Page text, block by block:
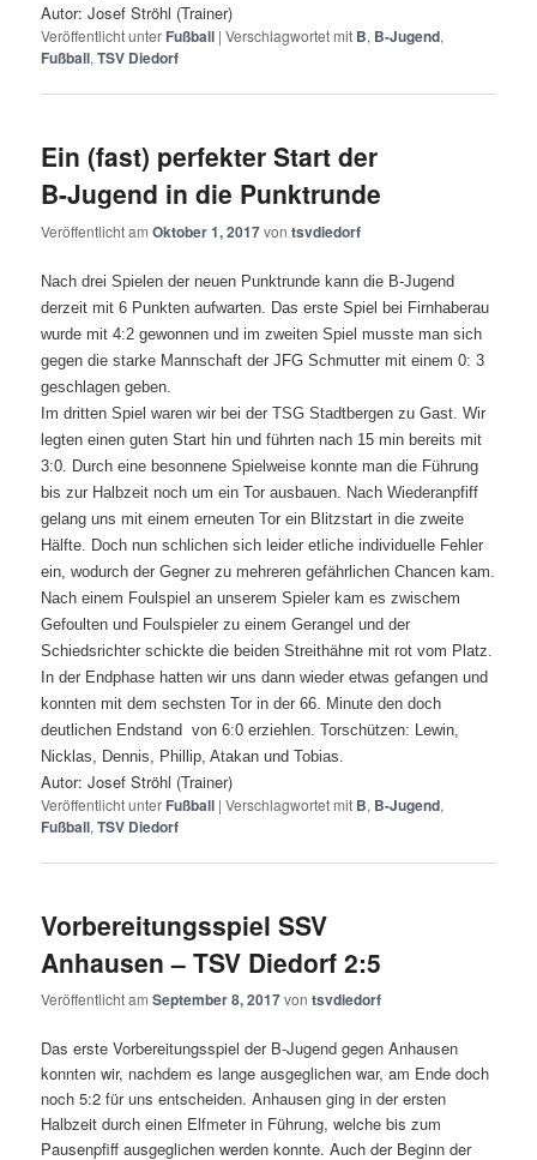
Autor: Josef Ströhl (Trainer)
Veröffentlicht unter Fußball |Verschlagwortet mit B, B-Jugend,
Fußball,TSV Diedorf
Ein (fast) perfekter Start der
B-Jugend in die Punktrunde
Veröffentlicht amOktober 1, 2017vontsvdiedorf
Nach drei Spielen der neuen Punktrunde kann die B-Jugend
derzeit mit 6 Punkten aufwarten. Das erste Spiel bei Firnhaberau
wurde mit 4:2 gewonnen und im zweiten Spiel musste man sich
gegen die starke Mannschaft der JFG Schmutter mit einem 0: 3
geschlagen geben.
Im dritten Spiel waren wir bei der TSG Stadtbergen zu Gast. Wir
legten einen guten Start hin und führten nach 15 min bereits mit
3:0. Durch eine besonnene Spielweise konnte man die Führung
bis zur Halbzeit noch um ein Tor ausbauen. Nach Wiederanpfiff
gelang uns mit einem erneuten Tor ein Blitzstart in die zweite
Hälfte. Doch nun schlichen sich leider etliche individuelle Fehler
ein, wodurch der Gegner zu mehreren gefährlichen Chancen kam.
Nach einem Foulspiel an unserem Spieler kam es zwischem
Gefoulten und Foulspieler zu einem Gerangel und der
Schiedsrichter schickte die beiden Streithähne mit rot vom Platz.
In der Endphase hatten wir uns dann wieder etwas gefangen und
konnten mit dem sechsten Tor in der 66. Minute den doch
deutlichen Endstand von 6:0 erziehlen. Torschützen: Lewin,
Nicklas, Dennis, Phillip, Atakan und Tobias.
Autor: Josef Ströhl (Trainer)
Veröffentlicht unter Fußball |Verschlagwortet mit B, B-Jugend,
Fußball,TSV Diedorf
Vorbereitungsspiel SSV
Anhausen – TSV Diedorf 2:5
Veröffentlicht amSeptember 8, 2017vontsvdiedorf
Das erste Vorbereitungsspiel der B-Jugend gegen Anhausen
konnten wir, nachdem es lange ausgeglichen war, am Ende doch
noch 5:2 für uns entscheiden. Anhausen ging in der ersten
Halbzeit durch einen Elfmeter in Führung, welche bis zum
Pausenpfiff ausgeglichen werden konnte. Auch der Beginn der